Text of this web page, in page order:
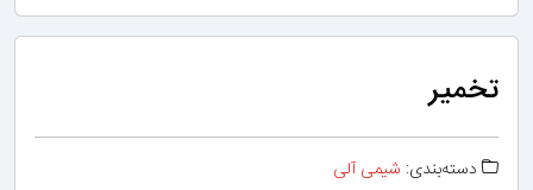
تخمیر
دسته‌بندی: شیمی آلی